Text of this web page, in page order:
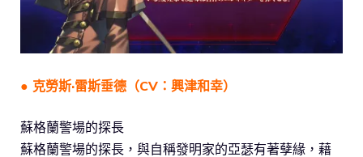
● 克勞斯·雷斯垂德（CV：興津和幸）
蘇格蘭警場的探長
蘇格蘭警場的探長，與自稱發明家的亞瑟有著孽緣，藉